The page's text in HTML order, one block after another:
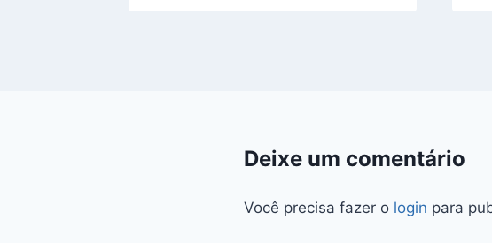
Deixe um comentário
Você precisa fazer o login para